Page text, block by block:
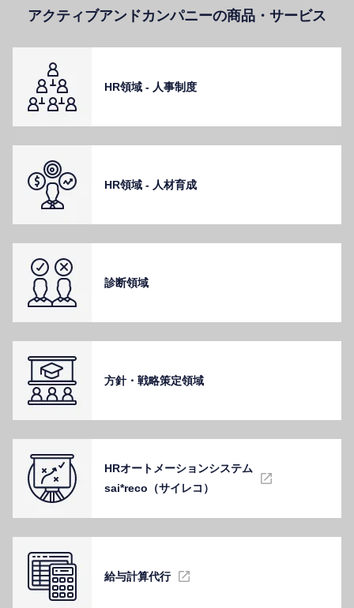
アクティブアンドカンパニーの商品・サービス
HR領域 - ⼈事制度
HR領域 - ⼈材育成
診断領域
⽅針・戦略策定領域
HRオートメーションシステム
sai*reco（サイレコ）
給与計算代⾏